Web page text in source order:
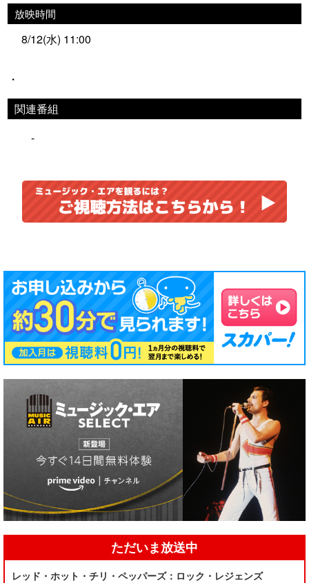
放映時間
8/12(水) 11:00
・
関連番組
-
ただいま放送中
レッド・ホット・チリ・ペッパーズ：ロック・レジェンズ